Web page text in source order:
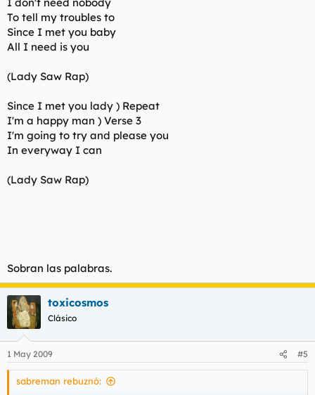
To tell my troubles to
Since I met you baby
All I need is you
(Lady Saw Rap)
Since I met you lady ) Repeat
I'm a happy man ) Verse 3
I'm going to try and please you
In everyway I can
(Lady Saw Rap)
Sobran las palabras.
toxicosmos
Clásico
1 May 2009 #5
sabreman rebuznó: